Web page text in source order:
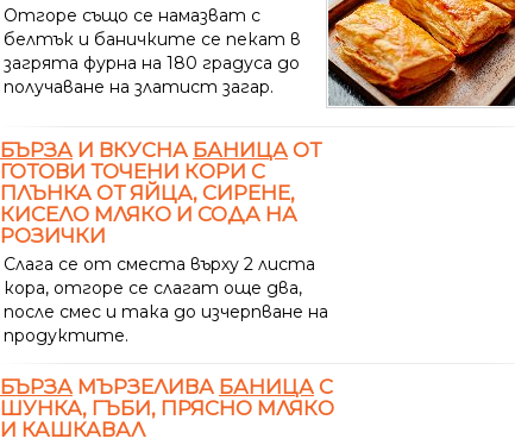
Отгоре също се намазват с
белтък и баничките се пекат в
загрята фурна на 180 градуса до
получаване на златист загар.
БЪРЗА И ВКУСНА БАНИЦА ОТ
ГОТОВИ ТОЧЕНИ КОРИ С
ПЛЪНКА ОТ ЯЙЦА, СИРЕНЕ,
КИСЕЛО МЛЯКО И СОДА НА
РОЗИЧКИ
Слага се от сместа върху 2 листа
кора, отгоре се слагат още два,
после смес и така до изчерпване на
продуктите.
БЪРЗА МЪРЗЕЛИВА БАНИЦА С
ШУНКА, ГЪБИ, ПРЯСНО МЛЯКО
И КАШКАВАЛ